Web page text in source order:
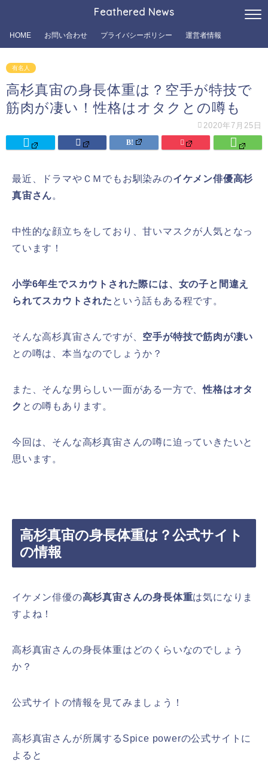
Feathered News
HOME お問い合わせ プライバシーポリシー 運営者情報
有名人
高杉真宙の身長体重は？空手が特技で
筋肉が凄い！性格はオタクとの噂も
2020年7月25日
最近、ドラマやＣＭでもお馴染みのイケメン俳優高杉
真宙さん。
中性的な顔立ちをしており、甘いマスクが人気となっ
ています！
小学6年生でスカウトされた際には、女の子と間違え
られてスカウトされた という話もある程です。
そんな高杉真宙さんですが、 空手が特技で筋肉が凄い
との噂は、本当なのでしょうか？
また、そんな男らしい一面がある一方で、性格はオタ
ク との噂もあります。
今回は、そんな高杉真宙さんの噂に迫っていきたいと
思います。
高杉真宙の身長体重は？公式サイト
の情報
イケメン俳優の高杉真宙さんの身長体重は気になりま
すよね！
高杉真宙さんの身長体重はどのくらいなのでしょう
か？
公式サイトの情報を見てみましょう！
高杉真宙さんが所属するSpice powerの公式サイトに
よると